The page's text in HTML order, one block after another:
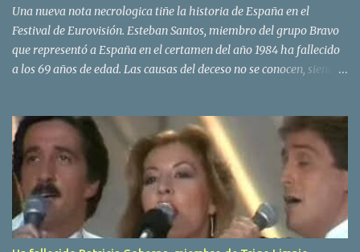
Una nueva nota necrologica tiñe la historia de España en el
Festival de Eurovisión. Esteban Santos, miembro del grupo Bravo
que representó a España en el certamen del año 1984 ha fallecido
a los 69 años de edad. Las causas del deceso no se conocen, siendo
traves de las redes sociales. Nacido en Tolosa en 1951, durante su
epoca universitaria en la carrera de empresariales conoció al
estudiante de medicina Luis Villar, comenzando a actuar
juntos,Santos a la guitarra y Villar al piano, sin atreverse a dar el
salto al mercado profesional. Sin embargo esto cambió gracias a la
propia Amaia Saizar, que tras su abandono de Trigo Limpio,
recibió por parte de la discografica Hispavox el encargo de crear